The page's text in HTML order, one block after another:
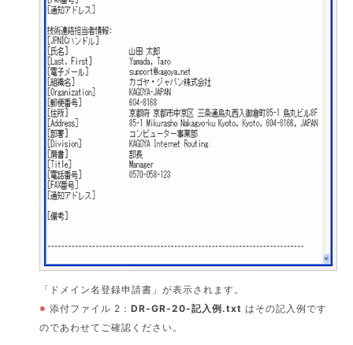
「ドメイン名登録申請書」が表示されます。
※添付ファイル 2：DR-GR-20-記入例.txt はその記入例です
のであわせてご確認ください。